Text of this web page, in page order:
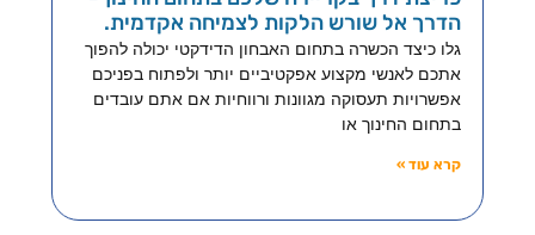
הדרך אל שורש הלקות לצמיחה אקדמית.
גלו כיצד הכשרה בתחום האבחון הדידקטי יכולה להפוך
אתכם לאנשי מקצוע אפקטיביים יותר ולפתוח בפניכם
אפשרויות תעסוקה מגוונות ורווחיות אם אתם עובדים
בתחום החינוך או
קרא עוד »